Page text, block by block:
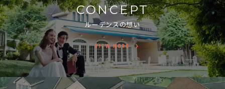
CONCEPT
ルーデンスの想い
VIEW MORE